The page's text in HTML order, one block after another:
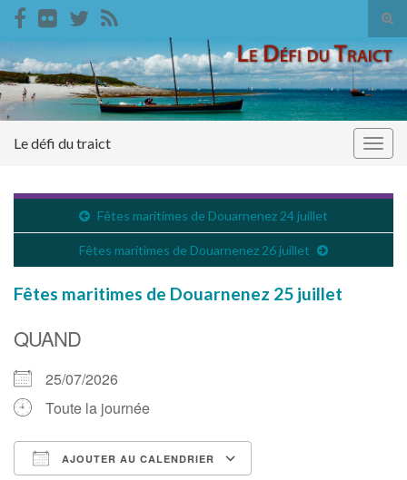
Search for:
Le défi du traict
Fêtes maritimes de Douarnenez 24 juillet
Fêtes maritimes de Douarnenez 26 juillet
Fêtes maritimes de Douarnenez 25 juillet
QUAND
25/07/2026
Toute la journée
AJOUTER AU CALENDRIER